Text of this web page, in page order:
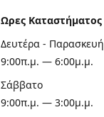
Ωρες Καταστήματος
Δευτέρα - Παρασκευή
9:00π.μ. — 6:00μ.μ.
Σάββατο
9:00π.μ. — 3:00μ.μ.